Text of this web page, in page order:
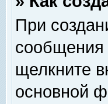
При
сообщения
щелкните
основной